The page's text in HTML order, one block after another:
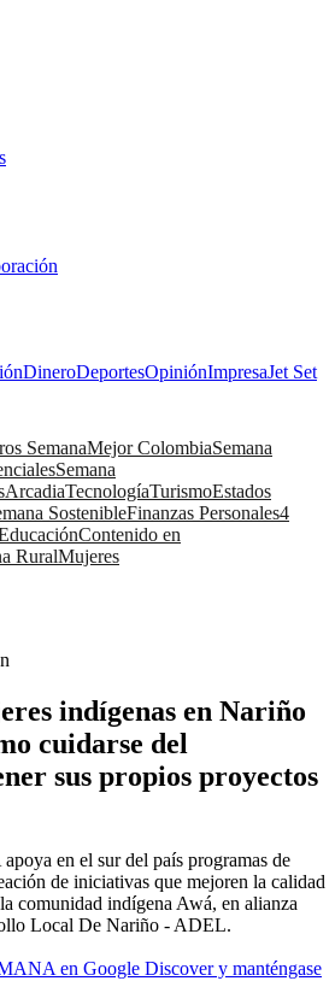
DineroDeportesOpiniónImpresaJet Set
SemanaMejor ColombiaSemana
Semana
ArcadiaTecnologíaTurismoEstados
SostenibleFinanzas Personales4
Contenido en
RuralMujeres
indígenas en Nariño
cuidarse del
sus propios proyectos
en el sur del país programas de
de iniciativas que mejoren la calidad
comunidad indígena Awá, en alianza
Local De Nariño - ADEL.
en Google Discover y manténgase